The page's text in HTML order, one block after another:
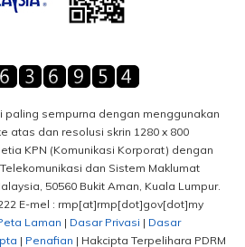
paling sempurna dengan menggunakan
atas dan resolusi skrin 1280 x 800
KPN (Komunikasi Korporat) dengan
dan Sistem Maklumat
50560 Bukit Aman, Kuala Lumpur.
E-mel : rmp[at]rmp[dot]gov[dot]my
Laman | Dasar Privasi | Dasar
| Penafian | Hakcipta Terpelihara PDRM